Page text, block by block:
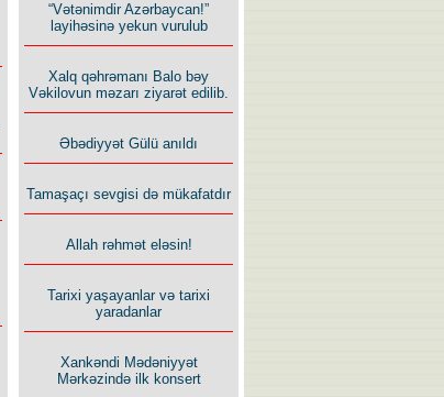
“Vətənimdir Azərbaycan!”
layihəsinə yekun vurulub
Xalq qəhrəmanı Balo bəy
Vəkilovun məzarı ziyarət edilib.
Əbədiyyət Gülü anıldı
Tamaşaçı sevgisi də mükafatdır
Allah rəhmət eləsin!
Tarixi yaşayanlar və tarixi
yaradanlar
Xankəndi Mədəniyyət
Mərkəzində ilk konsert